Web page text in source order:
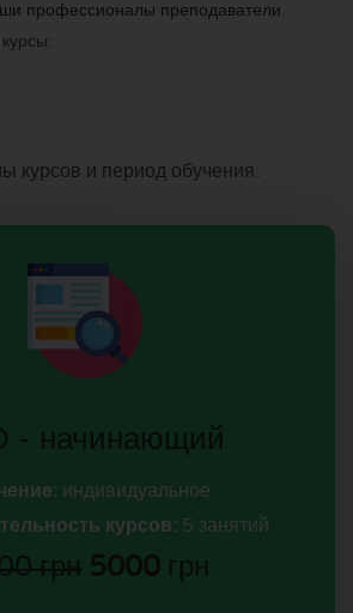
профессионалы преподаватели
курсов и период обучения:
- начинающий
индивидуальное
курсов: 5 занятий
грн 5000 грн